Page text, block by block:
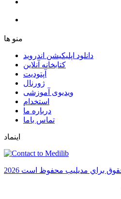
ﻣﻨﻮ ﻫﺎ
دانلود اپلیکیشن اندروید
ﮐﺘﺎﺑﺨﺎﻧﻪ ﺁﻧﻼﯾﻦ
ﺁﭘﺘﻮﺩﯾﺖ
ﮊﻭﺭﻧﺎﻝ
ویدیوی آموزشی
استخدام
درباره ما
ﺗﻤﺎﺱ ﺑﺎﻣﺎ
اینماد